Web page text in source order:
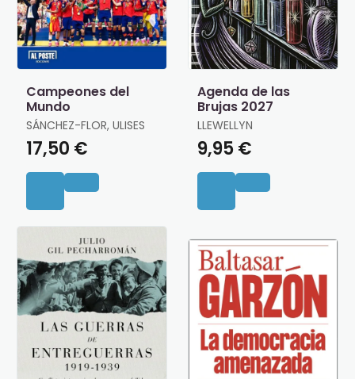
Campeones del
Mundo
SÁNCHEZ-FLOR, ULISES
17,50 €
Agenda de las
Brujas 2027
LLEWELLYN
9,95 €